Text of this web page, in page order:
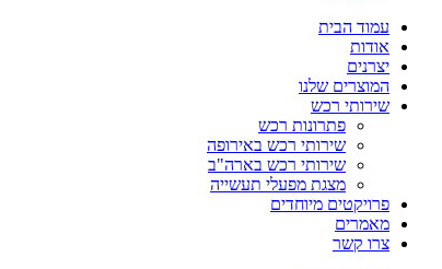
עמוד הבית
אודות
יצרנים
המוצרים שלנו
שירותי רכש
פתרונות רכש
שירותי רכש באירופה
שירותי רכש בארה"ב
מצגת מפעלי תעשייה
פרויקטים מיוחדים
מאמרים
צרו קשר